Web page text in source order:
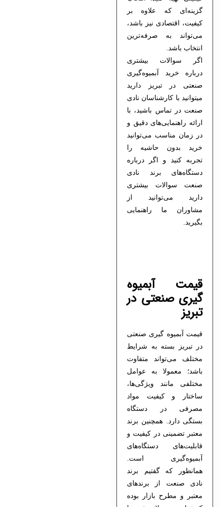
گزینه‌ای که علاوه بر
کیفیت، اقتصادی نیز باشد،
می‌تواند به صرفه‌ترین
انتخاب باشد.
اگر سوالات بیشتری
درباره خرید آبمیوه‌گیری
صنعتی در تبریز دارید
میتوانید با کارشناسان نادی
صنعت در تماس باشید، با
ارائه راهنمایی‌های دقیق و
در زمان مناسب می‌توانید
خرید بدون حاشیه را
تجربه کنید و اگر درباره
دستگاه‌های برند نادی
صنعت سوالات بیشتری
دارید می‌توانید از
مشاوران ما راهنمایی
بگیرید.
قیمت آبمیوه
گیری صنعتی در
تبریز
قیمت آبمیوه گیری صنعتی
در تبریز بسته به شرایط
مختلف می‌تواند متفاوت
باشد؛ معمولا به عوامل
مختلفی مانند ویژگی‌ها،
ساختار و کیفیت مواد
مصرفی در دستگاه‌
بستگی دارد. همچنین برند
معتبر تضمینی در کیفیت و
قابلیت‌های دستگاه‌های
آبمیوه‌گیری است.
همانطور که گفتیم برند
نادی صنعت از برندهای
معتبر و مطرح بازار بوده